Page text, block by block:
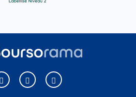
Boursorama sur Facebook
Boursorama sur XBoursorama sur